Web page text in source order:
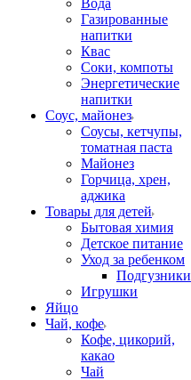
Вода
Газированные
напитки
Квас
Соки, компоты
Энергетические
напитки
Соус, майонез
Соусы, кетчупы,
томатная паста
Майонез
Горчица, хрен,
аджика
Товары для детей
Бытовая химия
Детское питание
Уход за ребенком
Подгузники
Игрушки
Яйцо
Чай, кофе
Кофе, цикорий,
какао
Чай